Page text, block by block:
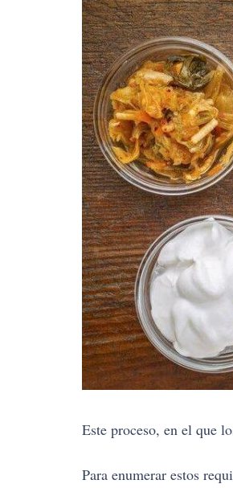
Este proceso, en el que
Para enumerar estos